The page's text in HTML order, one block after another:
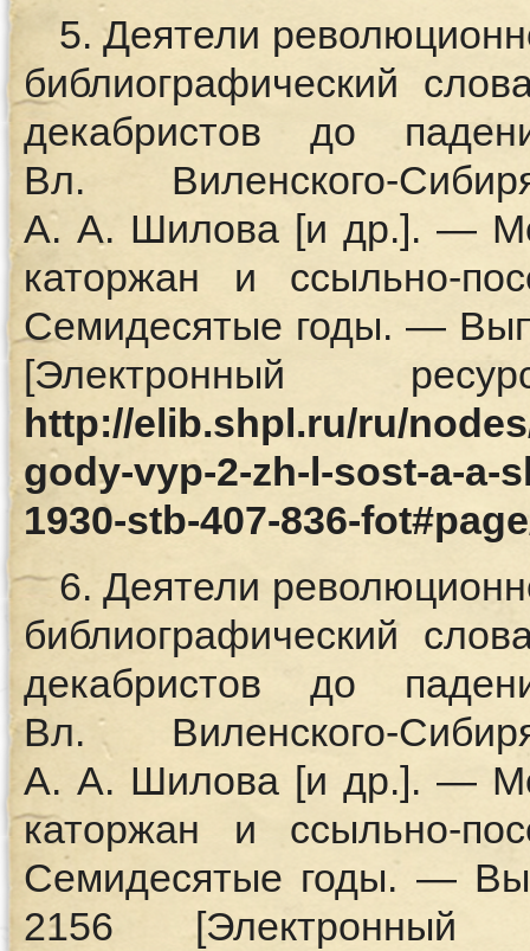
5. Деятели
библиографический
декабристов до
Вл. Виленского-
А. А. Шилова [и др.]. —
каторжан и ссыльно-
Семидесятые годы. —
[Электронный
http://elib.shpl.ru/ru/
gody-vyp-2-zh-l-sost-a-a-
1930-stb-407-836-
6. Деятели
библиографический
декабристов до
Вл. Виленского-
А. А. Шилова [и др.]. —
каторжан и ссыльно-
Семидесятые годы. —
2156